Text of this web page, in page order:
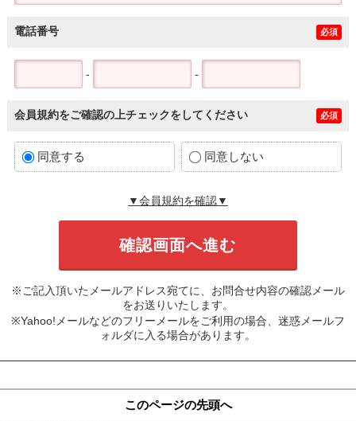
電話番号 必須
- -
会員規約をご確認の上チェックをしてください 必須
同意する 同意しない
▼会員規約を確認▼
※ご記入頂いたメールアドレス宛てに、お問合せ内容の確認メール
をお送りいたします。
※Yahoo!メールなどのフリーメールをご利用の場合、迷惑メールフ
ォルダに入る場合があります。
このページの先頭へ